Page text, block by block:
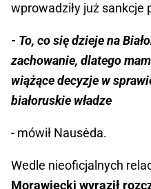
wprowadziły już sankcje
- To, co się dzieje na
zachowanie, dlatego
wiążące decyzje w
białoruskie władze
- mówił Nausėda.
Wedle nieoficjalnych
Morawiecki wyraził